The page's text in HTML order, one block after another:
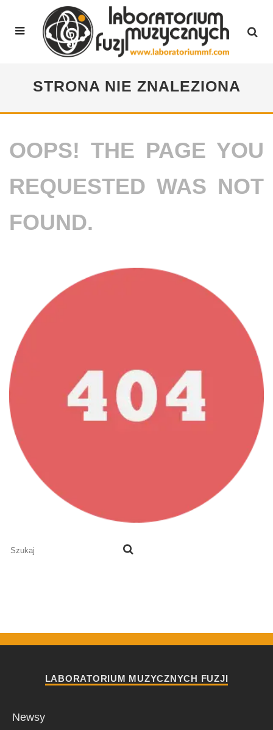
STRONA NIE ZNALEZIONA
OOPS! THE PAGE YOU
REQUESTED WAS NOT
FOUND.
LABORATORIUM MUZYCZNYCH FUZJI
Newsy